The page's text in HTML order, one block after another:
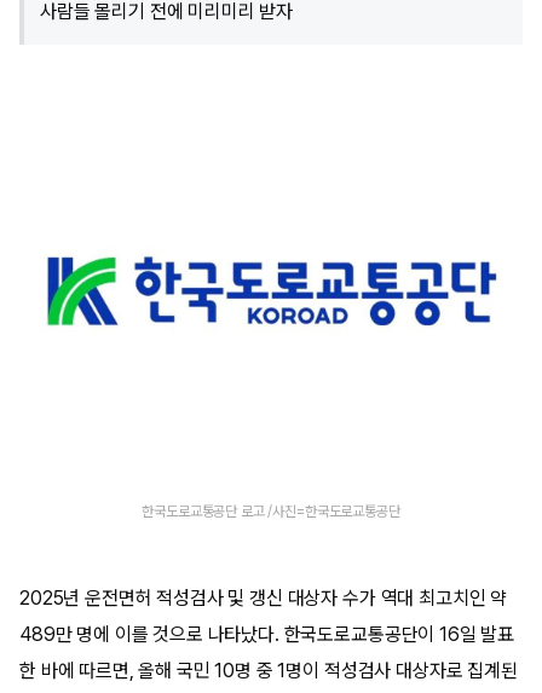
사람들 몰리기 전에 미리미리 받자
한국도로교통공단 로고 /사진=한국도로교통공단
2025년 운전면허 적성검사 및 갱신 대상자 수가 역대 최고치인 약
489만 명에 이를 것으로 나타났다. 한국도로교통공단이 16일 발표
한 바에 따르면, 올해 국민 10명 중 1명이 적성검사 대상자로 집계된